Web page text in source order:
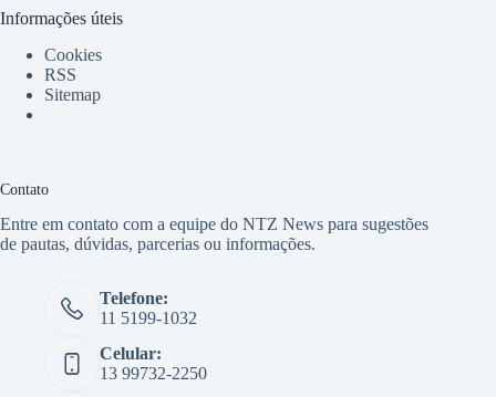
Informações úteis
Cookies
RSS
Sitemap
Contato
Entre em contato com a equipe do NTZ News para sugestões
de pautas, dúvidas, parcerias ou informações.
Telefone:
11 5199-1032
Celular:
13 99732-2250